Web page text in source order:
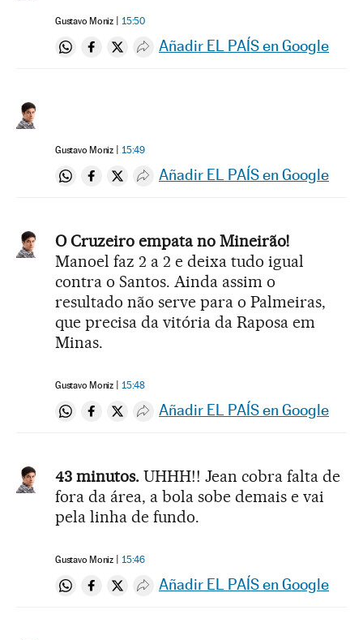
Gustavo Moniz 15:50
Compartir en Whatsapp
Compartir en Facebook
Compartir en Twitter
Desplegar Redes Sociales
Añadir EL PAÍS en Google
Gustavo Moniz 15:49
Compartir en Whatsapp
Compartir en Facebook
Compartir en Twitter
Desplegar Redes Sociales
Añadir EL PAÍS en Google
O Cruzeiro empata no Mineirão!
Manoel faz 2 a 2 e deixa tudo igual
contra o Santos. Ainda assim o
resultado não serve para o Palmeiras,
que precisa da vitória da Raposa em
Minas.
Gustavo Moniz 15:48
Compartir en Whatsapp
Compartir en Facebook
Compartir en Twitter
Desplegar Redes Sociales
Añadir EL PAÍS en Google
43 minutos. UHHH!! Jean cobra falta de
fora da área, a bola sobe demais e vai
pela linha de fundo.
Gustavo Moniz 15:46
Compartir en Whatsapp
Compartir en Facebook
Compartir en Twitter
Desplegar Redes Sociales
Añadir EL PAÍS en Google